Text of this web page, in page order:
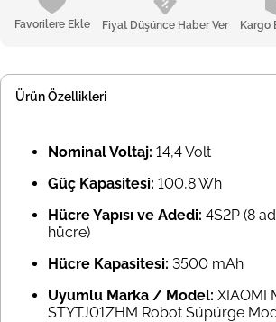
Favorilere Ekle Fiyat Düşünce Haber Ver Kargo
Ürün Özellikleri
Nominal Voltaj: 14,4 Volt
Güç Kapasitesi: 100,8 Wh
Hücre Yapısı ve Adedi: 4S2P (8
hücre)
Hücre Kapasitesi: 3500 mAh
Uyumlu Marka / Model: XIAOMI
STYTJ01ZHM Robot Süpürge